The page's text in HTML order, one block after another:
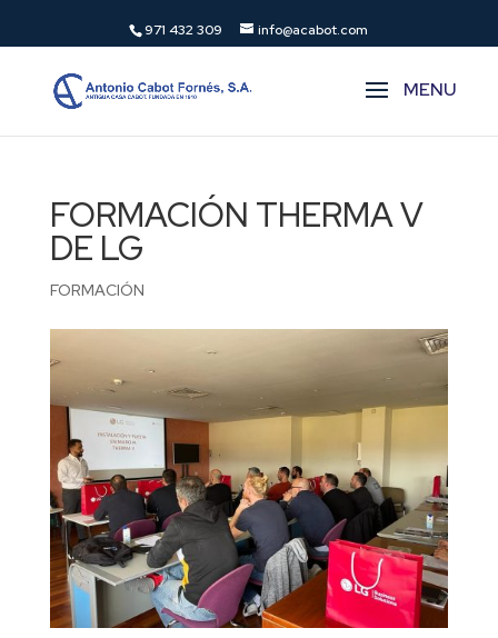
971 432 309 info@acabot.com
FORMACIÓN THERMA V
DE LG
FORMACIÓN